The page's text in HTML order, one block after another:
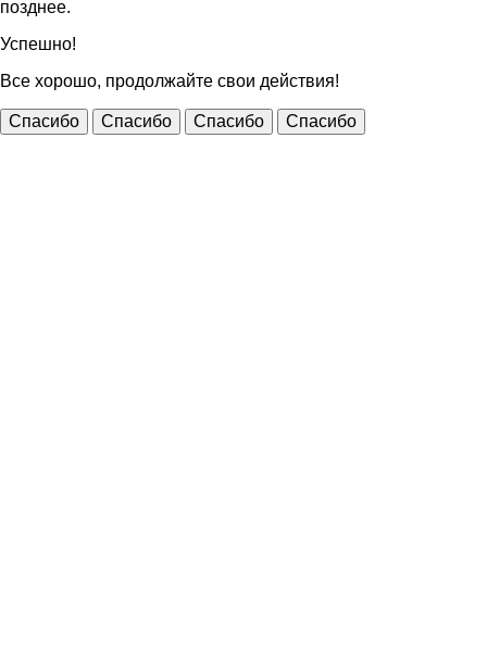
позднее.
Успешно!
Все хорошо, продолжайте свои действия!
Спасибо Спасибо Спасибо Спасибо